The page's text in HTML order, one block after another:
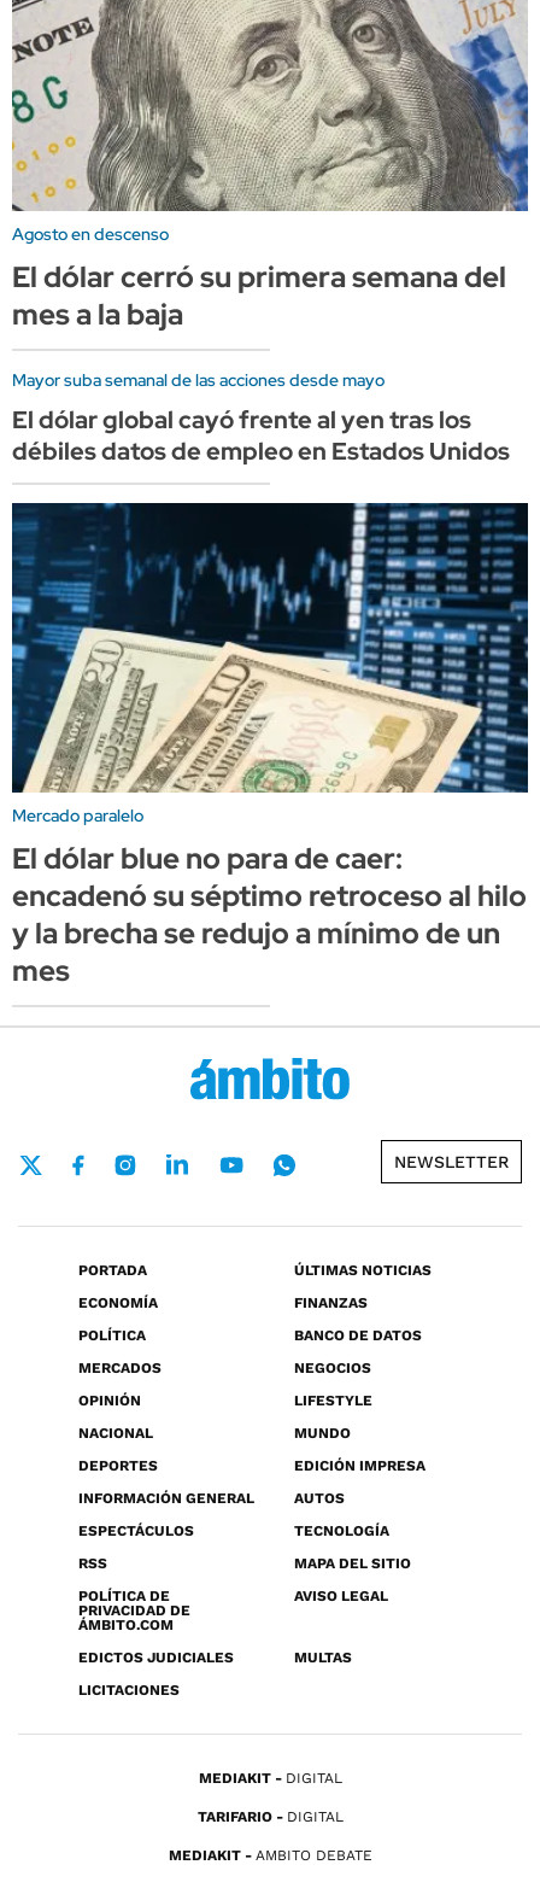
Agosto en descenso
El dólar cerró su primera semana del
mes a la baja
Mayor suba semanal de las acciones desde mayo
El dólar global cayó frente al yen tras los
débiles datos de empleo en Estados Unidos
Mercado paralelo
El dólar blue no para de caer:
encadenó su séptimo retroceso al hilo
y la brecha se redujo a mínimo de un
mes
NEWSLETTER
PORTADA
ÚLTIMAS NOTICIAS
ECONOMÍA
FINANZAS
POLÍTICA
BANCO DE DATOS
MERCADOS
NEGOCIOS
OPINIÓN
LIFESTYLE
NACIONAL
MUNDO
DEPORTES
EDICIÓN IMPRESA
INFORMACIÓN GENERAL
AUTOS
ESPECTÁCULOS
TECNOLOGÍA
RSS
MAPA DEL SITIO
POLÍTICA DE
PRIVACIDAD DE
ÁMBITO.COM
AVISO LEGAL
EDICTOS JUDICIALES
MULTAS
LICITACIONES
MEDIAKIT DIGITAL
TARIFARIO DIGITAL
MEDIAKIT AMBITO DEBATE